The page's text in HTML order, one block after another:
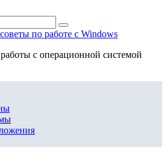
по работе с Windows
с операционной системой